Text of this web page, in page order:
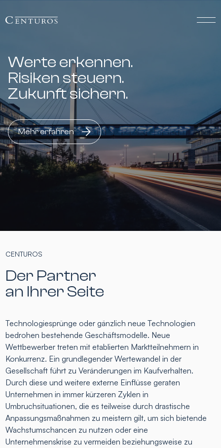
Werte erkennen.
Risiken steuern.
Zukunft sichern.
Mehr erfahren
CENTUROS
Der Partner
an Ihrer Seite
Technologiesprünge oder gänzlich neue Technologien
bedrohen bestehende Geschäftsmodelle. Neue
Wettbewerber treten mit etablierten Marktteilnehmern in
Konkurrenz. Ein grundlegender Wertewandel in der
Gesellschaft führt zu Veränderungen im Kaufverhalten.
Durch diese und weitere externe Einflüsse geraten
Unternehmen in immer kürzeren Zyklen in
Umbruchsituationen, die es teilweise durch drastische
Anpassungsmaßnahmen zu meistern gilt, um sich bietende
Wachstumschancen zu nutzen oder eine
Unternehmenskrise zu vermeiden beziehungsweise zu